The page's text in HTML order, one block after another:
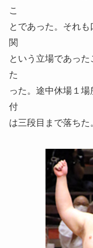
こ
とであった。それ
関
という立場であっ
た
った。途中休場１
付
は三段目まで落ちた